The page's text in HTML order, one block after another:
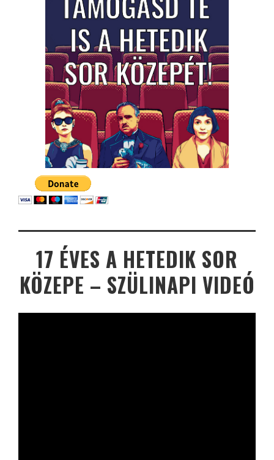
17 ÉVES A HETEDIK SOR
KÖZEPE – SZÜLINAPI VIDEÓ